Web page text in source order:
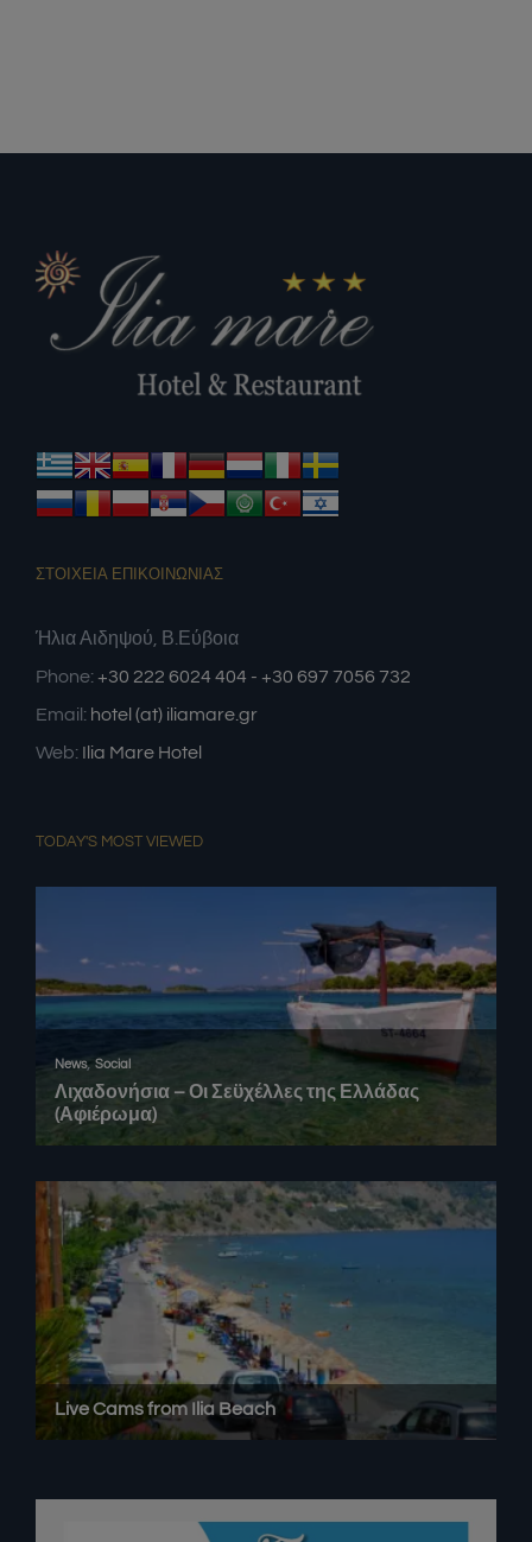
ΣΤΟΙΧΕΙΑ ΕΠΙΚΟΙΝΩΝΙΑΣ
Ήλια Αιδηψού, Β.Εύβοια
Phone: +30 222 6024 404 - +30 697 7056 732
Email: hotel (at) iliamare.gr
Web: Ilia Mare Hotel
TODAY'S MOST VIEWED